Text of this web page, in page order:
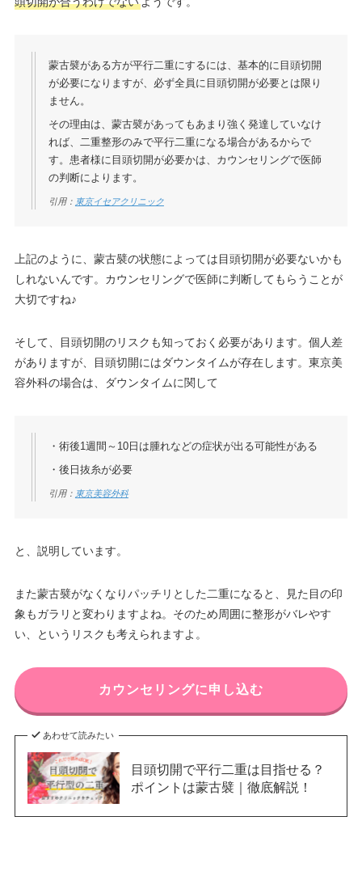
蒙古襞がある方が平行二重にするには、基本的に目頭切開
が必要になりますが、必ず全員に目頭切開が必要とは限り
ません。
その理由は、蒙古襞があってもあまり強く発達していなけ
れば、二重整形のみで平行二重になる場合があるからで
す。患者様に目頭切開が必要かは、カウンセリングで医師
の判断によります。
引用： 東京イセアクリニック
上記のように、蒙古襞の状態によっては目頭切開が必要ないかも
しれないんです。カウンセリングで医師に判断してもらうことが
大切ですね♪
そして、目頭切開のリスクも知っておく必要があります。個人差
がありますが、目頭切開にはダウンタイムが存在します。東京美
容外科の場合は、ダウンタイムに関して
・術後1週間～10日は腫れなどの症状が出る可能性がある
・後日抜糸が必要
引用： 東京美容外科
と、説明しています。
また蒙古襞がなくなりパッチリとした二重になると、見た目の印
象もガラリと変わりますよね。そのため周囲に整形がバレやす
い、というリスクも考えられますよ。
カウンセリングに申し込む
あわせて読みたい
目頭切開で平行二重は目指せる？
ポイントは蒙古襞｜徹底解説！